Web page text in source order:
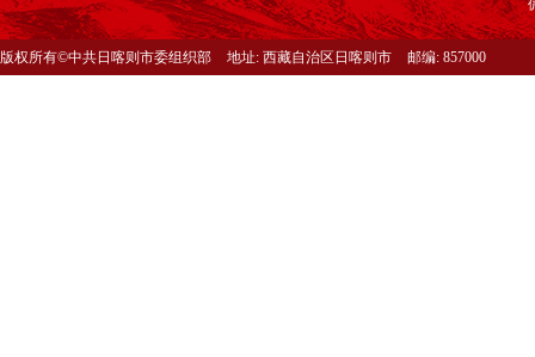
版权所有©中共日喀则市委组织部 地址: 西藏自治区日喀则市 邮编: 857000